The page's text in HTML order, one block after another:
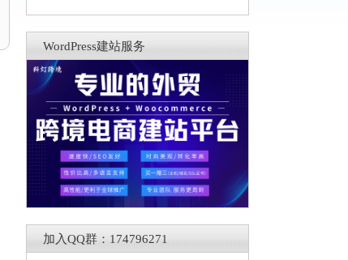
WordPress建站服务
加入QQ群：174796271